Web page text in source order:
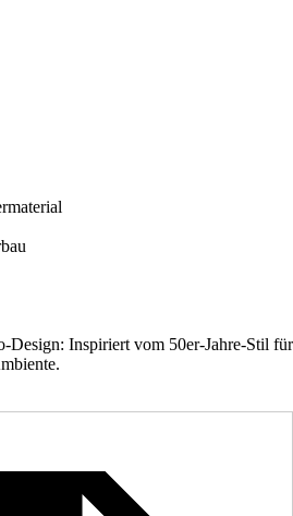
Design: Inspiriert vom 50er-Jahre-Stil für